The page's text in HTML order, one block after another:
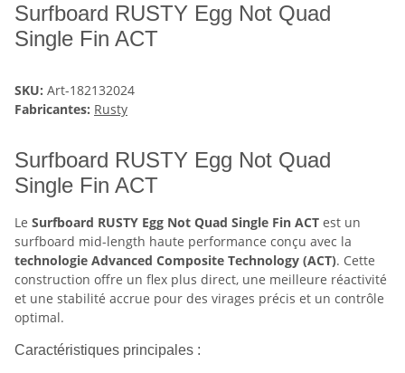
Surfboard RUSTY Egg Not Quad
Single Fin ACT
SKU: Art-182132024
Fabricantes: Rusty
Surfboard RUSTY Egg Not Quad
Single Fin ACT
Le Surfboard RUSTY Egg Not Quad Single Fin ACT est un
surfboard mid-length haute performance conçu avec la
technologie Advanced Composite Technology (ACT). Cette
construction offre un flex plus direct, une meilleure réactivité
et une stabilité accrue pour des virages précis et un contrôle
optimal.
Caractéristiques principales :